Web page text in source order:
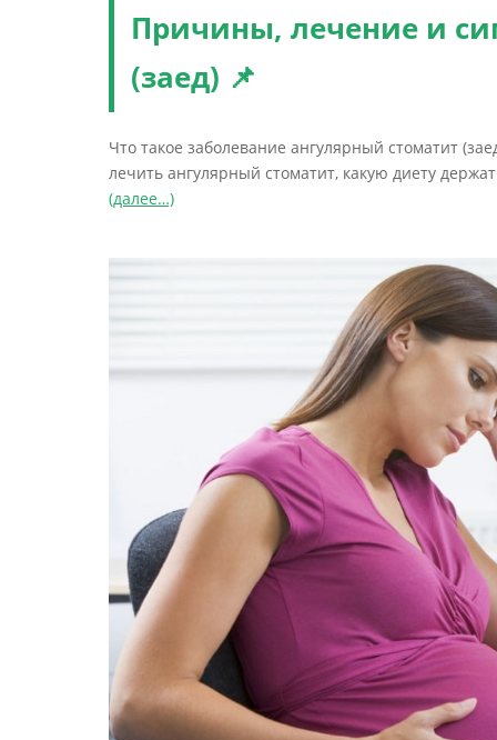
Причины, лечение и
(заед) 📌
Что такое заболевание ангулярный стоматит
лечить ангулярный стоматит, какую диету
(далее…)